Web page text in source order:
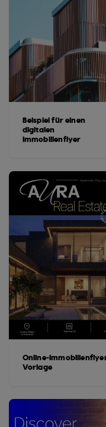
Beispiel für einen
digitalen
Immobilienflyer
Online-
Vorlage